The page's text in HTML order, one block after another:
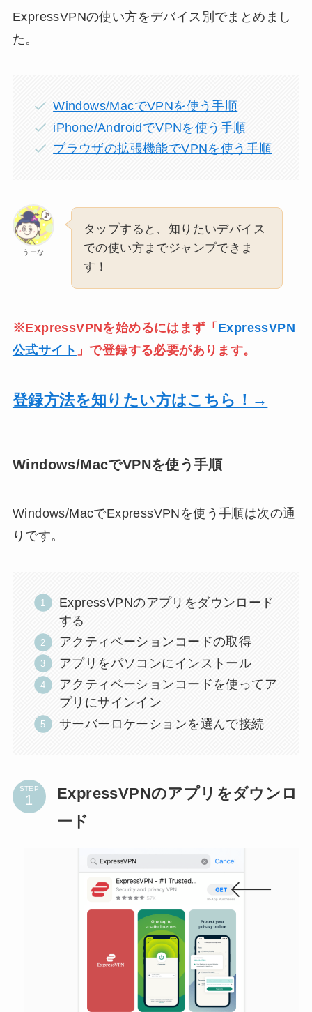
ExpressVPNの使い方をデバイス別でまとめまし
た。
Windows/MacでVPNを使う手順
iPhone/AndroidでVPNを使う手順
ブラウザの拡張機能でVPNを使う手順
うーな
タップすると、知りたいデバイス
での使い方までジャンプできま
す！
※ExpressVPNを始めるにはまず「 ExpressVPN
公式サイト 」で登録する必要があります。
登録方法を知りたい方はこちら！→
Windows/MacでVPNを使う手順
Windows/MacでExpressVPNを使う手順は次の通
りです。
ExpressVPNのアプリをダウンロード
する
アクティベーションコードの取得
アプリをパソコンにインストール
アクティベーションコードを使ってア
プリにサインイン
サーバーロケーションを選んで接続
STEP
ExpressVPNのアプリをダウンロ
ード